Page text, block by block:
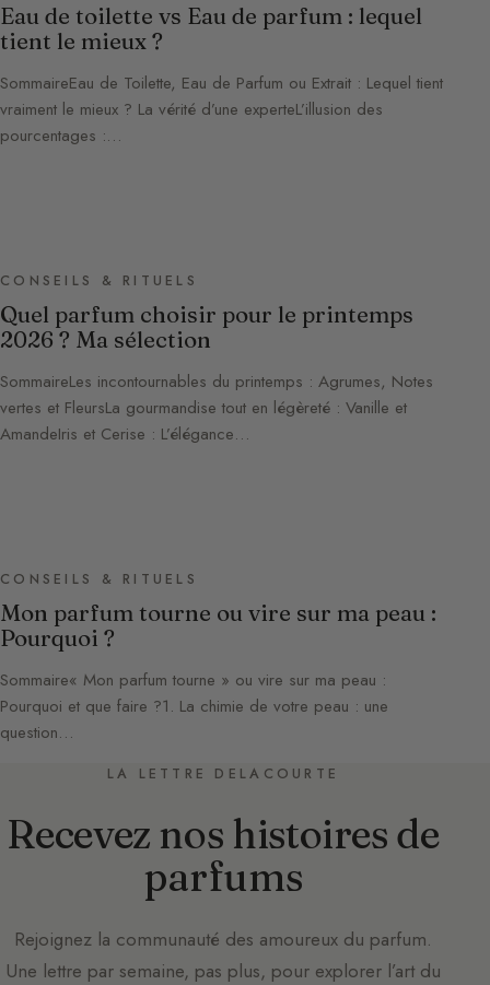
Eau de toilette vs Eau de parfum : lequel
tient le mieux ?
SommaireEau de Toilette, Eau de Parfum ou Extrait : Lequel tient
vraiment le mieux ? La vérité d’une experteL’illusion des
pourcentages :…
CONSEILS & RITUELS
Quel parfum choisir pour le printemps
2026 ? Ma sélection
SommaireLes incontournables du printemps : Agrumes, Notes
vertes et FleursLa gourmandise tout en légèreté : Vanille et
AmandeIris et Cerise : L’élégance…
CONSEILS & RITUELS
Mon parfum tourne ou vire sur ma peau :
Pourquoi ?
Sommaire« Mon parfum tourne » ou vire sur ma peau :
Pourquoi et que faire ?1. La chimie de votre peau : une
question…
LA LETTRE DELACOURTE
Recevez nos histoires de
parfums
Rejoignez la communauté des amoureux du parfum.
Une lettre par semaine, pas plus, pour explorer l’art du